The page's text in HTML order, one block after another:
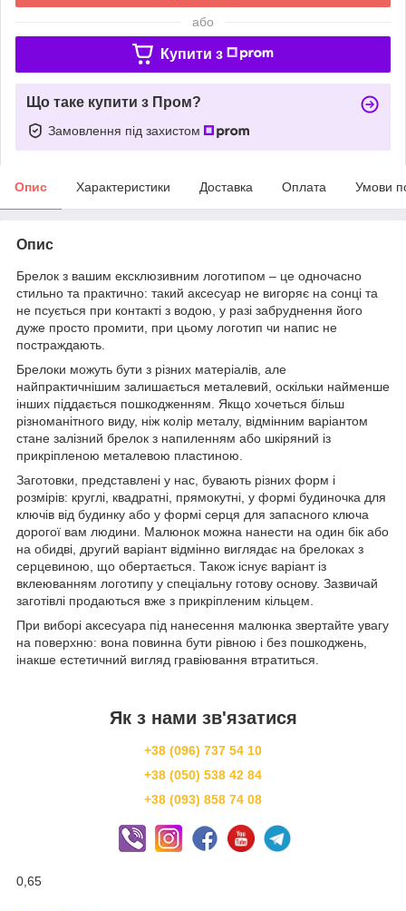
або
Купити з
Що таке купити з Пром?
Замовлення під захистом
Опис Характеристики Доставка Оплата Умови
Опис
Брелок з вашим ексклюзивним логотипом – це одночасно
стильно та практично: такий аксесуар не вигоряє на сонці та
не псується при контакті з водою, у разі забруднення його
дуже просто промити, при цьому логотип чи напис не
постраждають.
Брелоки можуть бути з різних матеріалів, але
найпрактичнішим залишається металевий, оскільки найменше
інших піддається пошкодженням. Якщо хочеться більш
різноманітного виду, ніж колір металу, відмінним варіантом
стане залізний брелок з напиленням або шкіряний із
прикріпленою металевою пластиною.
Заготовки, представлені у нас, бувають різних форм і
розмірів: круглі, квадратні, прямокутні, у формі будиночка для
ключів від будинку або у формі серця для запасного ключа
дорогої вам людини. Малюнок можна нанести на один бік або
на обидві, другий варіант відмінно виглядає на брелоках з
серцевиною, що обертається. Також існує варіант із
вклеюванням логотипу у спеціальну готову основу. Зазвичай
заготівлі продаються вже з прикріпленим кільцем.
При виборі аксесуара під нанесення малюнка звертайте увагу
на поверхню: вона повинна бути рівною і без пошкоджень,
інакше естетичний вигляд гравіювання втратиться.
Як з нами зв'язатися
+38 (096) 737 54 10
+38 (050) 538 42 84
+38 (093) 858 74 08
0,65